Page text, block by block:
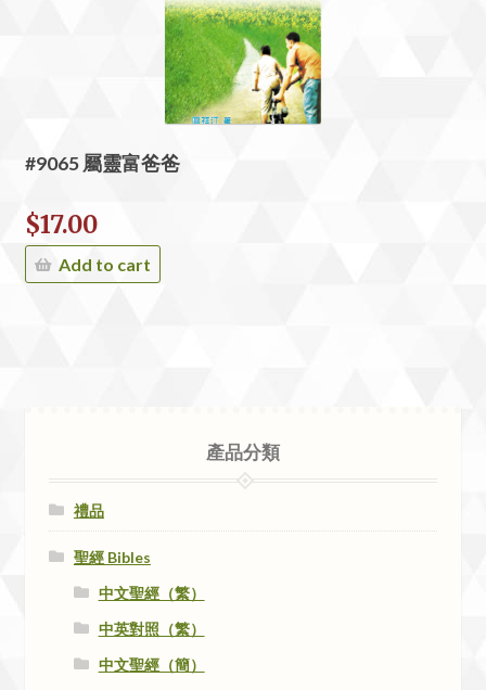
#9065 屬靈富爸爸
$17.00
Add to cart
產品分類
禮品
聖經 Bibles
中文聖經（繁）
中英對照（繁）
中文聖經（簡）